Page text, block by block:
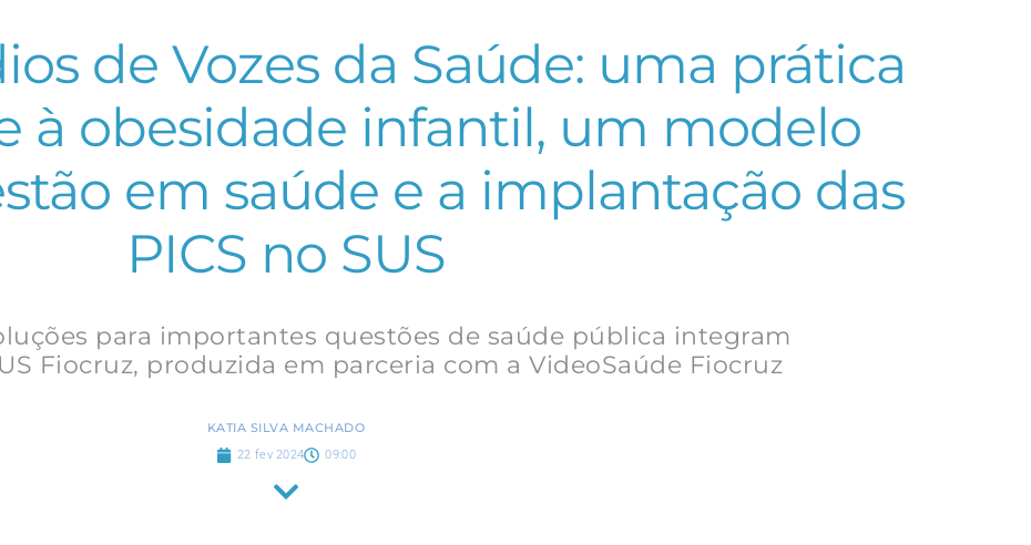
de Vozes da Saúde: uma prática
à obesidade infantil, um modelo
em saúde e a implantação das
PICS no SUS
para importantes questões de saúde pública integram
Fiocruz, produzida em parceria com a VideoSaúde Fiocruz
KATIA SILVA MACHADO
22 fev 2024 09:00